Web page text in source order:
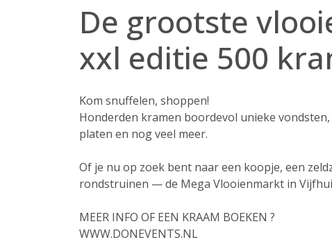
De grootste
xxl editie 500
Kom snuffelen, shoppen!
Honderden kramen boordevol unieke
platen en nog veel meer.
Of je nu op zoek bent naar een koopje, een
rondstruinen — de Mega Vlooienmarkt in
MEER INFO OF EEN KRAAM BOEKEN ?
WWW.DONEVENTS.NL